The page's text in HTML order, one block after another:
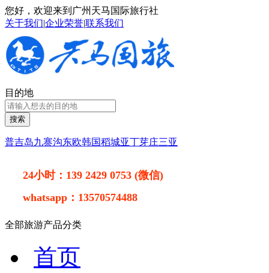
您好，欢迎来到广州天马国际旅行社
关于我们|企业荣誉|联系我们
目的地
搜索
普吉岛九寨沟东欧韩国稻城亚丁芽庄三亚
24小时： 139 2429 0753 (微信)
whatsapp： 13570574488
全部旅游产品分类
首页